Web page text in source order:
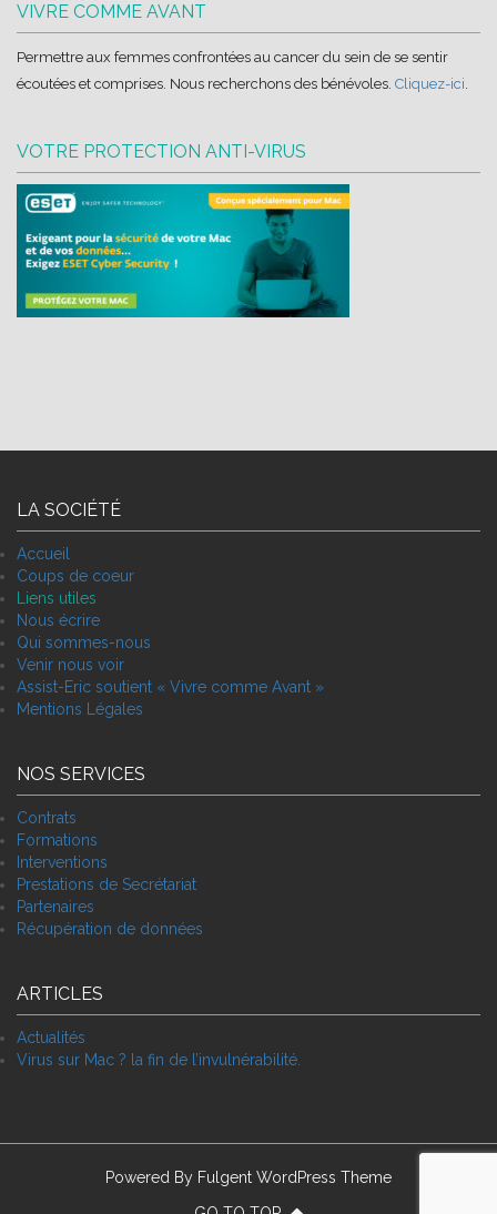
eset-logo-hd
VIVRE COMME AVANT
Permettre aux femmes confrontées au cancer du sein de se sentir
écoutées et comprises. Nous recherchons des bénévoles. Cliquez-ici.
VOTRE PROTECTION ANTI-VIRUS
LA SOCIÉTÉ
Accueil
Coups de coeur
Liens utiles
Nous écrire
Qui sommes-nous
Venir nous voir
Assist-Eric soutient « Vivre comme Avant »
Mentions Légales
NOS SERVICES
Contrats
Formations
Interventions
Prestations de Secrétariat
Partenaires
Récupération de données
ARTICLES
Actualités
Virus sur Mac ? la fin de l’invulnérabilité.
Powered By Fulgent WordPress Theme